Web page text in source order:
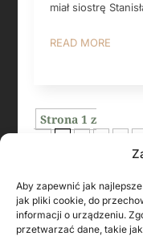
Aby zapewnić jak
jak pliki cookie, do
informacji o urządzeniu.
przetwarzać dane, takie
miał siostrę
READ MORE
Strona 1 z